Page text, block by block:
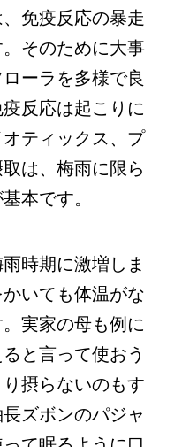
免疫反応の暴走
そのために大事
ーラを多様で良
反応は起こりに
ティックス、プ
は、梅雨に限ら
本です。
時期に激増しま
いても体温がな
実家の母も例に
と言って使おう
摂らないのもす
ズボンのパジャ